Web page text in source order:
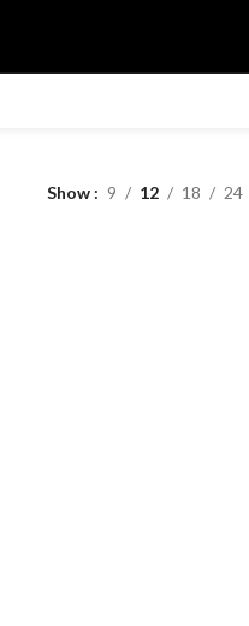
Show 9 12 18 24